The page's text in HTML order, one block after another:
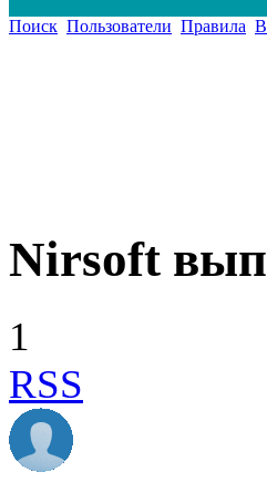
Поиск Пользователи Правила
Nirsoft
1
RSS